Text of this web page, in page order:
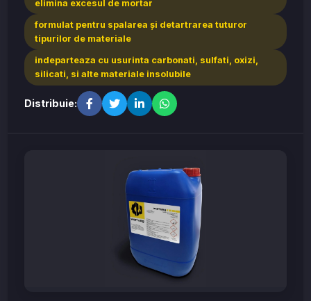
elimina excesul de mortar
formulat pentru spalarea şi detartrarea tuturor
tipurilor de materiale
indeparteaza cu usurinta carbonati, sulfati, oxizi,
silicati, si alte materiale insolubile
Distribuie: